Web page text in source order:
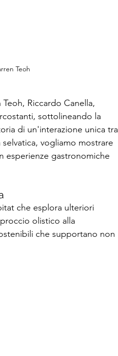
Teoh
Riccardo Canella,
sottolineando la
di un'interazione unica tra
vogliamo mostrare
esperienze gastronomiche
che esplora ulteriori
olistico alla
che supportano non